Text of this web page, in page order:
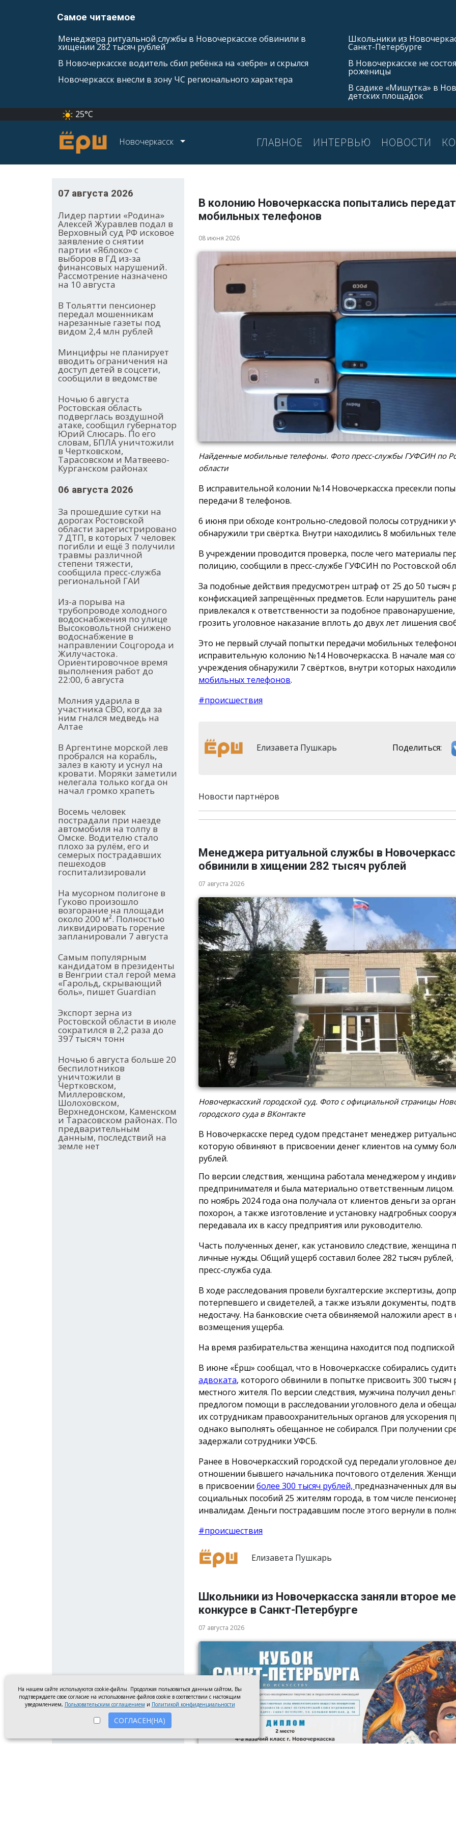
Самое читаемое
Менеджера ритуальной службы в Новочеркасске обвинили в
хищении 282 тысяч рублей
В Новочеркасске водитель сбил ребёнка на «зебре» и скрылся
Новочеркасск внесли в зону ЧС регионального характера
Школьники из
Санкт-Петербурге
В Новочеркасске не
роженицы
В садике «Мишутка» в
детских площадок
25°C
Новочеркасск ГЛАВНОЕ ИНТЕРВЬЮ НОВОСТИ
07 августа 2026
Лидер партии «Родина»
Алексей Журавлев подал в
Верховный суд РФ исковое
заявление о снятии
партии «Яблоко» с
выборов в ГД из-за
финансовых нарушений.
Рассмотрение назначено
на 10 августа
В Тольятти пенсионер
передал мошенникам
нарезанные газеты под
видом 2,4 млн рублей
Минцифры не планирует
вводить ограничения на
доступ детей в соцсети,
сообщили в ведомстве
Ночью 6 августа
Ростовская область
подверглась воздушной
атаке, сообщил губернатор
Юрий Слюсарь. По его
словам, БПЛА уничтожили
в Чертковском,
Тарасовском и Матвеево-
Курганском районах
06 августа 2026
За прошедшие сутки на
дорогах Ростовской
области зарегистрировано
7 ДТП, в которых 7 человек
погибли и ещё 3 получили
травмы различной
степени тяжести,
сообщила пресс-служба
региональной ГАИ
Из-а порыва на
трубопроводе холодного
водоснабжения по улице
Высоковольтной снижено
водоснабжение в
направлении Соцгорода и
Жилучастока.
Ориентировочное время
выполнения работ до
22:00, 6 августа
Молния ударила в
участника СВО, когда за
ним гнался медведь на
Алтае
В Аргентине морской лев
пробрался на корабль,
залез в каюту и уснул на
кровати. Моряки заметили
нелегала только когда он
начал громко храпеть
Восемь человек
пострадали при наезде
автомобиля на толпу в
Омске. Водителю стало
плохо за рулём, его и
семерых пострадавших
пешеходов
госпитализировали
На мусорном полигоне в
Гуково произошло
возгорание на площади
около 200 м². Полностью
ликвидировать горение
запланировали 7 августа
Самым популярным
кандидатом в президенты
в Венгрии стал герой мема
«Гарольд, скрывающий
боль», пишет Guardian
Экспорт зерна из
Ростовской области в июле
сократился в 2,2 раза до
397 тысяч тонн
Ночью 6 августа больше 20
беспилотников
уничтожили в
Чертковском,
Миллеровском,
Шолоховском,
Верхнедонском, Каменском
и Тарасовском районах. По
предварительным
данным, последствий на
земле нет
В колонию Новочеркасска попытались
мобильных телефонов
08 июня 2026
Найденные мобильные телефоны. Фото пресс-службы ГУФСИН по
области
В исправительной колонии №14 Новочеркасска пресекли
передачи 8 телефонов.
6 июня при обходе контрольно-следовой полосы сотрудники
обнаружили три свёртка. Внутри находились 8 мобильных
В учреждении проводится проверка, после чего материалы
полицию, сообщили в пресс-службе ГУФСИН по Ростовской
За подобные действия предусмотрен штраф от 25 до 50 тысяч
конфискацией запрещённых предметов. Если нарушитель
привлекался к ответственности за подобное
грозить уголовное наказание вплоть до двух лет лишения
Это не первый случай попытки передачи мобильных
исправительную колонию №14 Новочеркасска. В начале мая
учреждения обнаружили 7 свёртков, внутри которых
мобильных телефонов.
#происшествия
Елизавета Пушкарь Поделиться:
Новости партнёров
Менеджера ритуальной службы в
обвинили в хищении 282 тысяч рублей
07 августа 2026
Новочеркасский городской суд. Фото с официальной страницы
городского суда в ВКонтакте
В Новочеркасске перед судом предстанет менеджер
которую обвиняют в присвоении денег клиентов на сумму
рублей.
По версии следствия, женщина работала менеджером у
предпринимателя и была материально ответственным лицом.
по ноябрь 2024 года она получала от клиентов деньги за
похорон, а также изготовление и установку надгробных
передавала их в кассу предприятия или руководителю.
Часть полученных денег, как установило следствие, женщина
личные нужды. Общий ущерб составил более 282 тысяч
пресс-служба суда.
В ходе расследования провели бухгалтерские экспертизы,
потерпевшего и свидетелей, а также изъяли документы,
недостачу. На банковские счета обвиняемой наложили арест в
возмещения ущерба.
На время разбирательства женщина находится под
В июне «Ёрш» сообщал, что в Новочеркасске собирались
адвоката, которого обвинили в попытке присвоить 300 тысяч
местного жителя. По версии следствия, мужчина получил
предлогом помощи в расследовании уголовного дела и
их сотрудникам правоохранительных органов для ускорения
однако выполнять обещанное не собирался. При получении
задержали сотрудники УФСБ.
Ранее в Новочеркасский городской суд передали уголовное
отношении бывшего начальника почтового отделения.
в присвоении более 300 тысяч рублей, предназначенных для
социальных пособий 25 жителям города, в том числе
инвалидам. Деньги пострадавшим после этого вернули в
#происшествия
Елизавета Пушкарь
Школьники из Новочеркасска заняли второе
конкурсе в Санкт-Петербурге
07 августа 2026
На нашем сайте используются cookie-файлы. Продолжая пользоваться данным сайтом, Вы
подтверждаете свое согласие на использование файлов cookie в соответствии с настоящим
уведомлением, Пользовательским соглашением и Политикой конфиденциальности
СОГЛАСЕН(НА)